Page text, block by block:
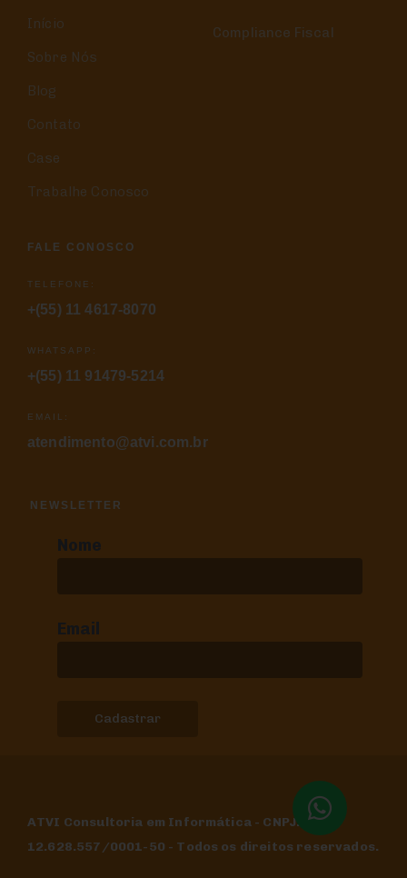
Início
Sobre Nós
Blog
Contato
Case
Trabalhe Conosco
Compliance Fiscal
FALE CONOSCO
TELEFONE:
+(55) 11 4617-8070
WHATSAPP:
+(55) 11 91479-5214
EMAIL:
atendimento@atvi.com.br
NEWSLETTER
Nome
Email
ATVI Consultoria em Informática - CNPJ:
12.628.557/0001-50 - Todos os direitos reservados.